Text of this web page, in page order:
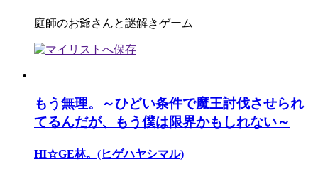
庭師のお爺さんと謎解きゲーム
もう無理。～ひどい条件で魔王討伐させられ
てるんだが、もう僕は限界かもしれない～
HI☆GE林。(ヒゲハヤシマル)